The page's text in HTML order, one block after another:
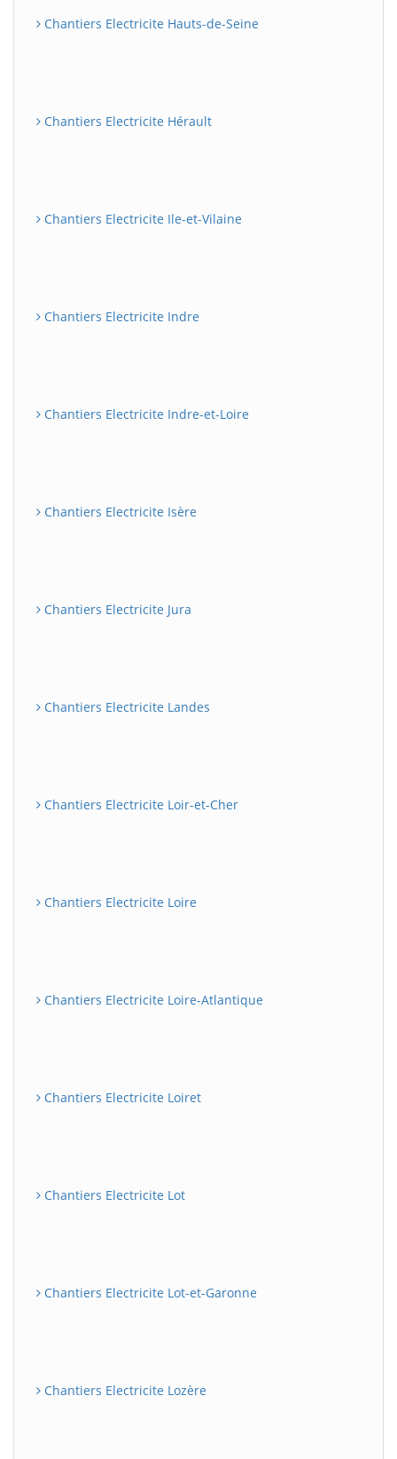
Chantiers Electricite Hauts-de-Seine
Chantiers Electricite Hérault
Chantiers Electricite Ile-et-Vilaine
Chantiers Electricite Indre
Chantiers Electricite Indre-et-Loire
Chantiers Electricite Isère
Chantiers Electricite Jura
Chantiers Electricite Landes
Chantiers Electricite Loir-et-Cher
Chantiers Electricite Loire
Chantiers Electricite Loire-Atlantique
Chantiers Electricite Loiret
Chantiers Electricite Lot
Chantiers Electricite Lot-et-Garonne
Chantiers Electricite Lozère